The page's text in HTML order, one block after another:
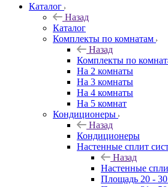
Каталог
Назад
Каталог
Комплекты по комнатам
Назад
Комплекты по
На 2 комнаты
На 3 комнаты
На 4 комнаты
На 5 комнат
Кондиционеры
Назад
Кондиционеры
Настенные сплит
Назад
Настенные
Площадь 20 -